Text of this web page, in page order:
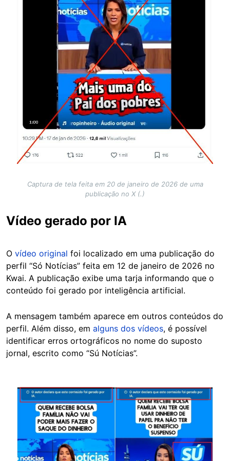
Captura de tela feita em 20 de janeiro de 2026 de uma
publicação no X (.)
Vídeo gerado por IA
O vídeo original foi localizado em uma publicação do
perfil “Só Notícias” feita em 12 de janeiro de 2026 no
Kwai. A publicação exibe uma tarja informando que o
conteúdo foi gerado por inteligência artificial.
A mensagem também aparece em outros conteúdos do
perfil. Além disso, em alguns dos vídeos, é possível
identificar erros ortográficos no nome do suposto
jornal, escrito como “Sú Notícias”.
Image